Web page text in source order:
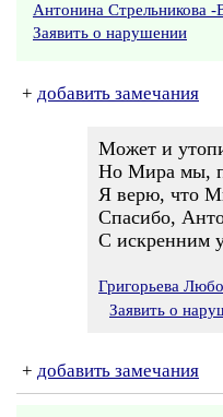
Антонина Стрельникова -
Заявить о нарушении
+ добавить замечания
Может и
Но Мира мы,
Я верю, что
Спасибо,
С искренним
Григорьева
Заявить о
+ добавить замечания